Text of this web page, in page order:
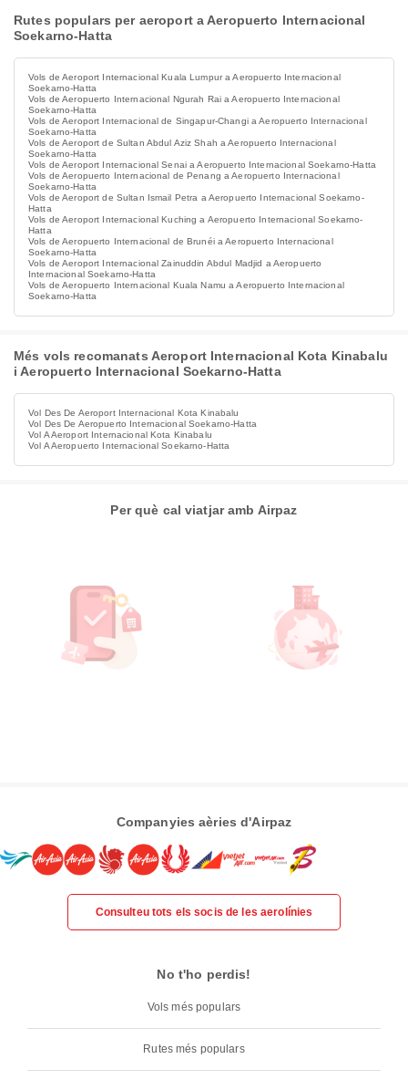
Rutes populars per aeroport a Aeropuerto Internacional
Soekarno-Hatta
Vols de Aeroport Internacional Kuala Lumpur a Aeropuerto Internacional
Soekarno-Hatta
Vols de Aeropuerto Internacional Ngurah Rai a Aeropuerto Internacional
Soekarno-Hatta
Vols de Aeroport Internacional de Singapur-Changi a Aeropuerto Internacional
Soekarno-Hatta
Vols de Aeroport de Sultan Abdul Aziz Shah a Aeropuerto Internacional
Soekarno-Hatta
Vols de Aeroport Internacional Senai a Aeropuerto Internacional Soekarno-Hatta
Vols de Aeropuerto Internacional de Penang a Aeropuerto Internacional
Soekarno-Hatta
Vols de Aeroport de Sultan Ismail Petra a Aeropuerto Internacional Soekarno-
Hatta
Vols de Aeroport Internacional Kuching a Aeropuerto Internacional Soekarno-
Hatta
Vols de Aeropuerto Internacional de Brunéi a Aeropuerto Internacional
Soekarno-Hatta
Vols de Aeroport Internacional Zainuddin Abdul Madjid a Aeropuerto
Internacional Soekarno-Hatta
Vols de Aeropuerto Internacional Kuala Namu a Aeropuerto Internacional
Soekarno-Hatta
Més vols recomanats Aeroport Internacional Kota Kinabalu
i Aeropuerto Internacional Soekarno-Hatta
Vol Des De Aeroport Internacional Kota Kinabalu
Vol Des De Aeropuerto Internacional Soekarno-Hatta
Vol A Aeroport Internacional Kota Kinabalu
Vol A Aeropuerto Internacional Soekarno-Hatta
Per què cal viatjar amb Airpaz
Companyies aèries d'Airpaz
Consulteu tots els socis de les aerolínies
No t'ho perdis!
Vols més populars
Rutes més populars